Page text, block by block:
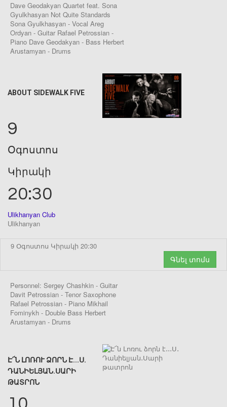
Dave Geodakyan Quartet feat. Sona
Gyulkhasyan Not Quite Standards
Sona Gyulkhasyan - Vocal Areg
Ordyan - Guitar Rafael Petrossian -
Piano Dave Geodakyan - Bass Herbert
Arustamyan - Drums
ABOUT SIDEWALK FIVE
9
Օգոստոս
Կիրակի
20:30
Ulikhanyan Club
Ulikhanyan
9 Օգոստոս Կիրակի 20:30
Գնել տոմս
Personnel: Sergey Chashkin - Guitar
Davit Petrossian - Tenor Saxophone
Rafael Petrossian - Piano Mikhail
Fominykh - Double Bass Herbert
Arustamyan - Drums
Է՜Ն ԼՈՌՈՒ ՁՈՐՆ Է․․․Ս․
ԴԱՆԻԵԼՅԱՆ․ՍԱՐԻ
ԹԱՏՐՈՆ